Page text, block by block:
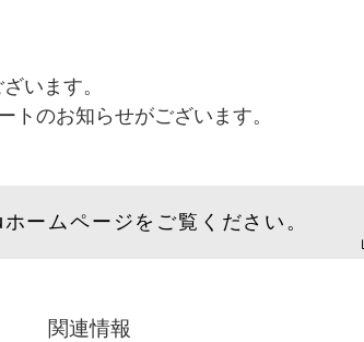
います。
トのお知らせがございます。
ームページをご覧ください。
関連情報